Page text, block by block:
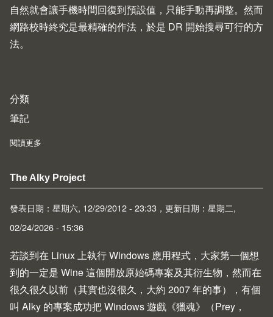
自然就會讓手機時間回復到預設值，只能手動再調整。然而
網路校時終究是最精確的作法，於是 DR 開始搜尋可行的方
法。
分類
筆記
閱讀更多
The Alky Project
發表日期：星期六, 12/29/2012 - 23:33，更新日期：星期二,
02/24/2026 - 15:36
若談到在 Linux 上執行 Windows 應用程式，大家第一個想
到的一定是 Wine這個開放原始碼專案及其衍生物，然而在
很久很久以前（其實也沒很久，大約 2007 年的事），有個
叫 Alky 的專案成功把 Windows 遊戲《獵魂》（Prey，